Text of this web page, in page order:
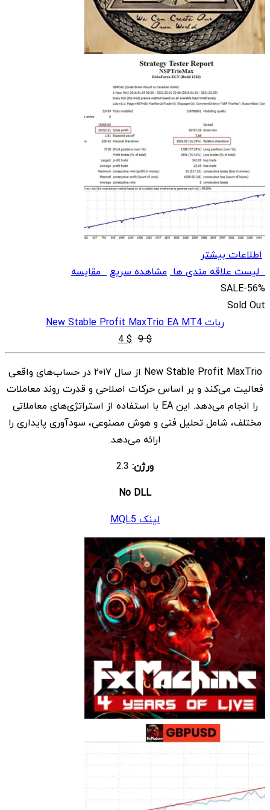
اطلاعات بیشتر
لیست علاقه مندی ها مشاهده سریعمقایسه
SALE-56%
Sold Out
ربات New Stable Profit MaxTrio EA MT4
$
9
قیمت
اصلی
$ 9
بود.
$
4 قیمت
فعلی
$ 4
است.
New Stable Profit MaxTrio از سال ۲۰۱۷ در حساب‌های واقعی
فعالیت می‌کند و بر اساس حرکات اصلاحی و قدرت روند معاملات
را انجام می‌دهد. این EA با استفاده از استراتژی‌های معاملاتی
مختلف، شامل تحلیل فنی و هوش مصنوعی، سودآوری پایداری را
ارائه می‌دهد.
ورژن:
No DLL
لینک MQL5